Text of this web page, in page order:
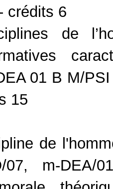
crédits 6
de
01 B M/
15
de
07, m-DEA/